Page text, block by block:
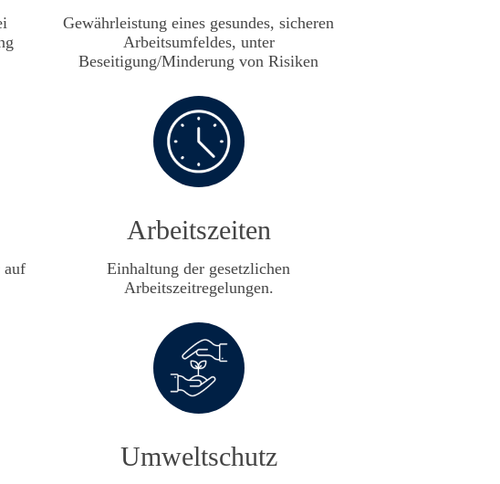
Gewährleistung eines gesundes, sicheren
Arbeitsumfeldes, unter
Beseitigung/Minderung von Risiken
auf
Arbeitszeiten
Einhaltung der gesetzlichen
Arbeitszeitregelungen.
Umweltschutz